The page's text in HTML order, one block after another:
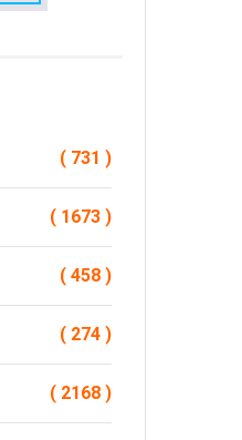
( 731 )
( 1673 )
( 458 )
( 274 )
( 2168 )